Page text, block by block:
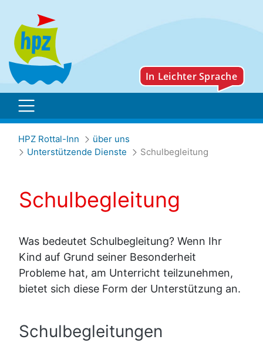
Schulbegleitung
HPZ Rottal-Inn
über uns
Unterstützende Dienste
Schulbegleitung
Schulbegleitung
Was bedeutet Schulbegleitung? Wenn Ihr
Kind auf Grund seiner Besonderheit
Probleme hat, am Unterricht teilzunehmen,
bietet sich diese Form der Unterstützung an.
Schulbegleitungen